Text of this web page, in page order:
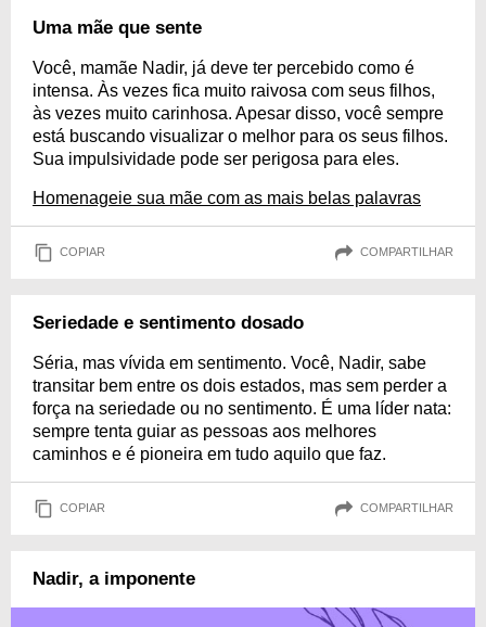
Uma mãe que sente
Você, mamãe Nadir, já deve ter percebido como é
intensa. Às vezes fica muito raivosa com seus filhos,
às vezes muito carinhosa. Apesar disso, você sempre
está buscando visualizar o melhor para os seus filhos.
Sua impulsividade pode ser perigosa para eles.
Homenageie sua mãe com as mais belas palavras
COPIAR COMPARTILHAR
Seriedade e sentimento dosado
Séria, mas vívida em sentimento. Você, Nadir, sabe
transitar bem entre os dois estados, mas sem perder a
força na seriedade ou no sentimento. É uma líder nata:
sempre tenta guiar as pessoas aos melhores
caminhos e é pioneira em tudo aquilo que faz.
COPIAR COMPARTILHAR
Nadir, a imponente